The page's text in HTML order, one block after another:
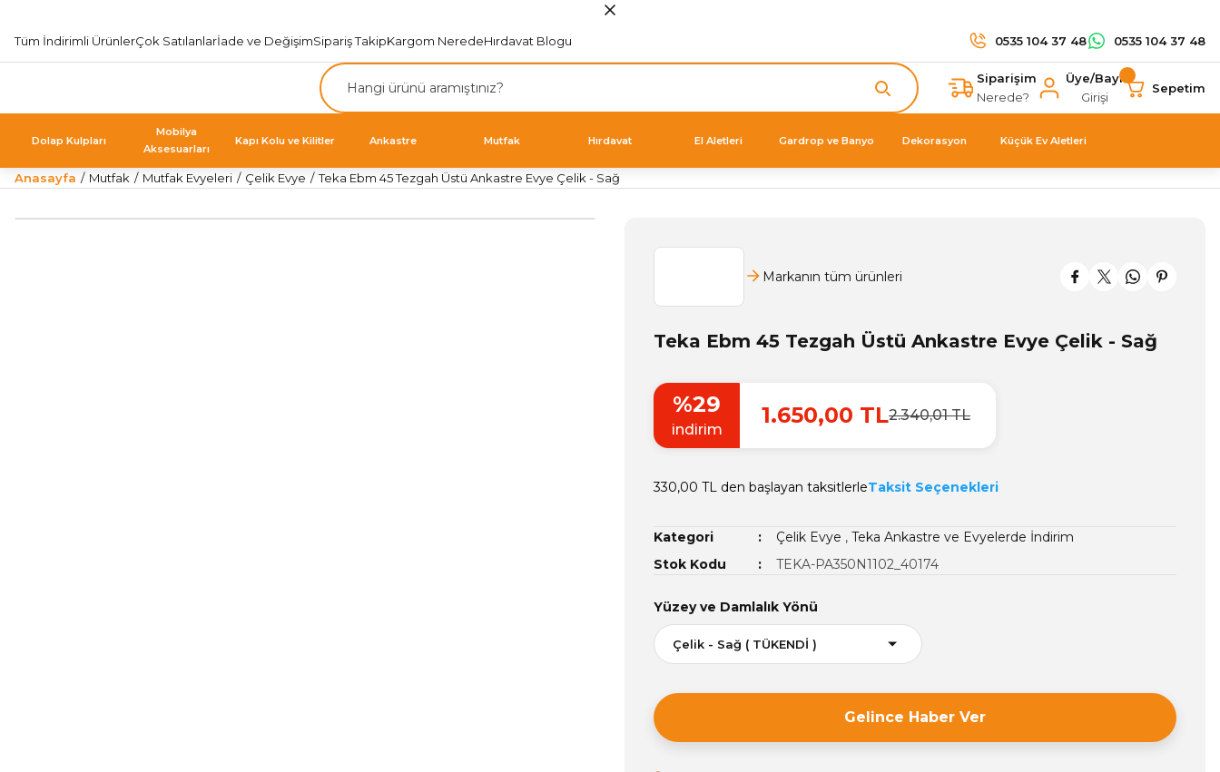
Tüm İndirimli ÜrünlerÇok Satılanlarİade ve DeğişimSipariş TakipKargom NeredeHırdavat Blogu 0535 104 37 48 0535 104 37 48
Siparişim
Nerede?
Üye/Bayi
Girişi
Sepetim
Dolap Kulpları
Mobilya
Aksesuarları
Kapı Kolu ve Kilitler Ankastre Mutfak Hırdavat El Aletleri Gardrop ve Banyo Dekorasyon Küçük Ev Aletleri
Anasayfa Mutfak Mutfak Evyeleri Çelik Evye Teka Ebm 45 Tezgah Üstü Ankastre Evye Çelik - Sağ
Markanın tüm ürünleri
Teka Ebm 45 Tezgah Üstü Ankastre Evye Çelik - Sağ
%29
indirim
1.650,00 TL2.340,01 TL
330,00 TL den başlayan taksitlerleTaksit Seçenekleri
Kategori Çelik Evye ,Teka Ankastre ve Evyelerde İndirim
Stok Kodu
TEKA-PA350N1102_40174
Yüzey ve Damlalık Yönü
Gelince Haber Ver